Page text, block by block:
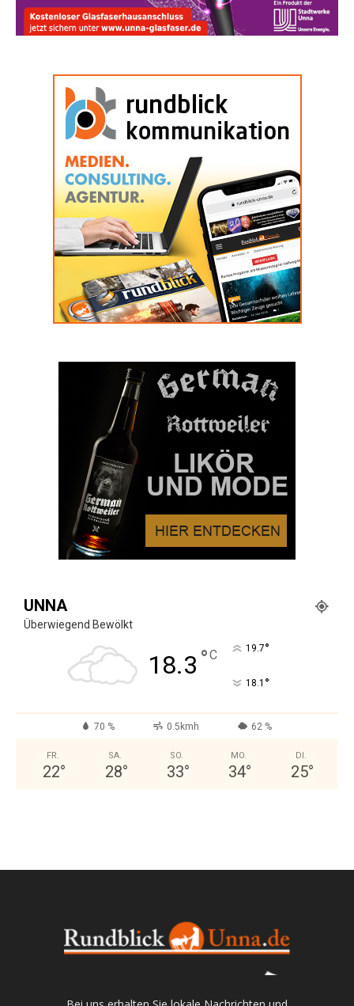
UNNA
Überwiegend Bewölkt
18.3 °C 19.7°
18.1 °
70 % 0.5kmh 62 %
FR.
22°
SA.
28°
SO.
33°
MO.
34°
DI.
25°